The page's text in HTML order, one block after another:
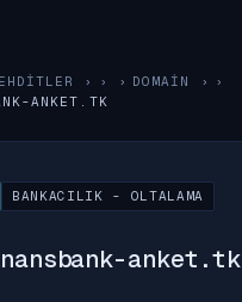
› DOMAIN
›
ANKET.TK
BANKACILIK - OLTALAMA
anket.tk